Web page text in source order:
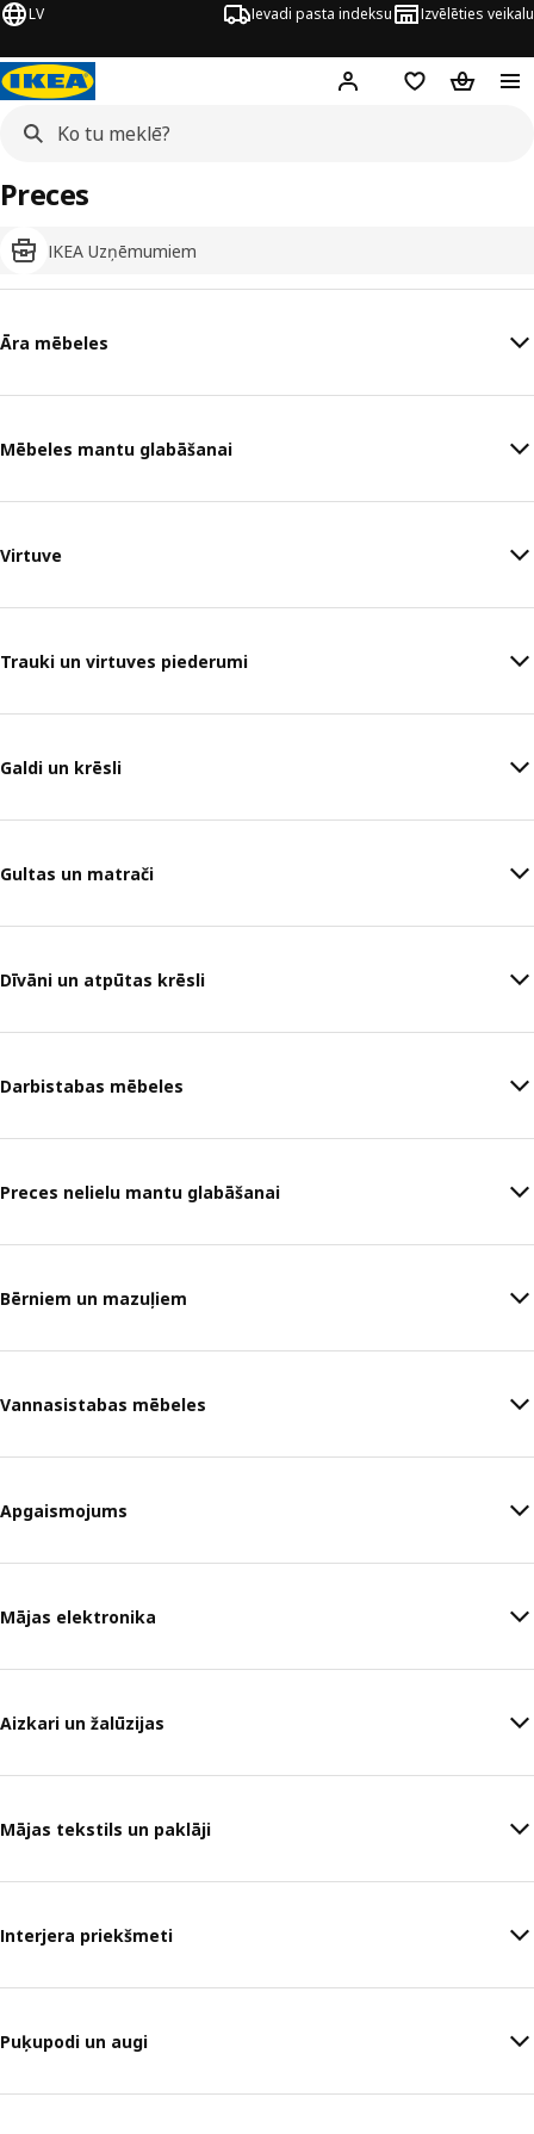
LV Ievadi pasta indeksu Izvēlēties veikalu
Hej! Pierakstīties
PirkumuPirkumu
IKEA Uzņēmumiem
Preces
Āra mēbeles
Mēbeles mantu glabāšanai
Virtuve
Trauki un virtuves piederumi
Galdi un krēsli
Gultas un matrači
Dīvāni un atpūtas krēsli
Darbistabas mēbeles
Preces nelielu mantu glabāšanai
Bērniem un mazuļiem
Vannasistabas mēbeles
Apgaismojums
Mājas elektronika
Aizkari un žalūzijas
Mājas tekstils un paklāji
Interjera priekšmeti
Puķupodi un augi